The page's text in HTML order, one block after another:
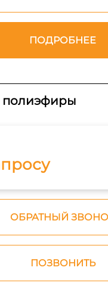
ПОДРОБНЕЕ
ОБРАТНЫЙ
ПОЗВОНИТЬ